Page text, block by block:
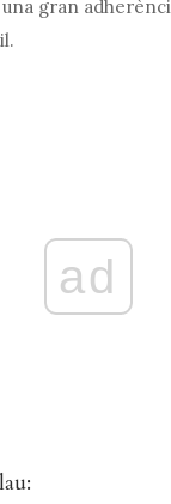
gran
ad